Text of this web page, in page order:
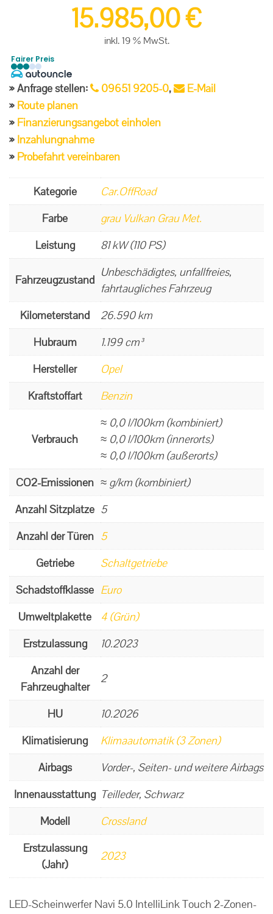
15.985,00€
inkl. 19 % MwSt.
Fairer Preis
Anfrage stellen: 09651 9205-0,
E-Mail
Route planen
Finanzierungsangebot einholen
Inzahlungnahme
Probefahrt vereinbaren
Kategorie
Car.OffRoad
Farbe
grau Vulkan Grau Met.
Leistung
81 kW (110 PS)
Fahrzeugzustand
Unbeschädigtes, unfallfreies,
fahrtaugliches Fahrzeug
Kilometerstand
26.590 km
Hubraum
1.199 cm³
Hersteller
Opel
Kraftstoffart
Benzin
Verbrauch
≈ 0,0 l/100km (kombiniert)
≈ 0,0 l/100km (innerorts)
≈ 0,0 l/100km (außerorts)
CO2-Emissionen ≈ g/km (kombiniert)
Anzahl Sitzplätze 5
Anzahl der Türen 5
Getriebe
Schaltgetriebe
Schadstoffklasse Euro
Umweltplakette
4 (Grün)
Erstzulassung
10.2023
Anzahl der
Fahrzeughalter
2
HU
10.2026
Klimatisierung
Klimaautomatik (3 Zonen)
Airbags
Vorder-, Seiten- und weitere Airbags
Innenausstattung Teilleder, Schwarz
Modell
Crossland
Erstzulassung
(Jahr)
2023
LED-Scheinwerfer Navi 5.0 IntelliLink Touch 2-Zonen-